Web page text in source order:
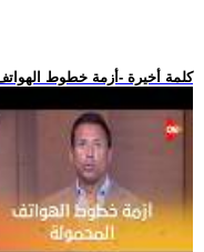
.. كلمة أخيرة -أزمة خطوط